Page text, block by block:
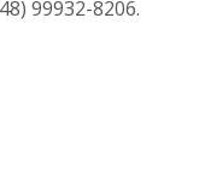
99932-8206.